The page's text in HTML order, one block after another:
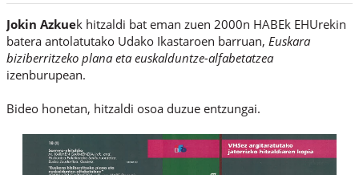
Jokin Azkuek hitzaldi bat eman zuen 2000n HABEk EHUrekin
batera antolatutako Udako Ikastaroen barruan, Euskara
biziberritzeko plana eta euskalduntze-alfabetatzea
izenburupean.
Bideo honetan, hitzaldi osoa duzue entzungai.